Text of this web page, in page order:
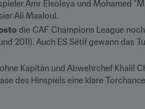
Amr Elsoleya und Mohamed
Ali Maaloul.
die CAF Champions League
2011). Auch ES Sétif gewann das
Kapitän und Abwehrchef Khalil
des Hinspiels eine klare